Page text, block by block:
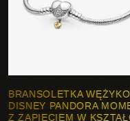
BRANSOLETKA
DISNEY PANDORA
Z ZAPIĘCIEM W